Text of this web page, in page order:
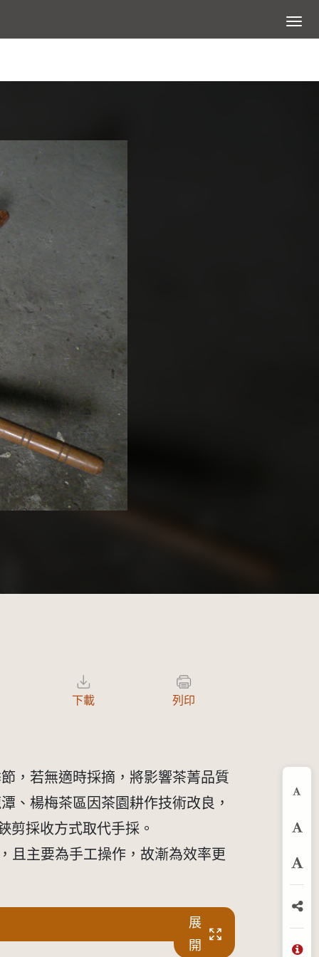
展開選
下載 列印
若無適時採摘，將影響茶菁品質
、楊梅茶區因茶園耕作技術改良，
剪採收方式取代手採。
主要為手工操作，故漸為效率更
展
開
放
分